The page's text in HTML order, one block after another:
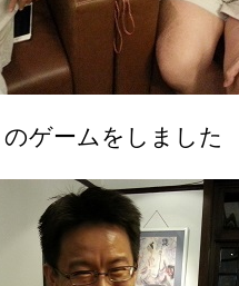
ゲームをしました